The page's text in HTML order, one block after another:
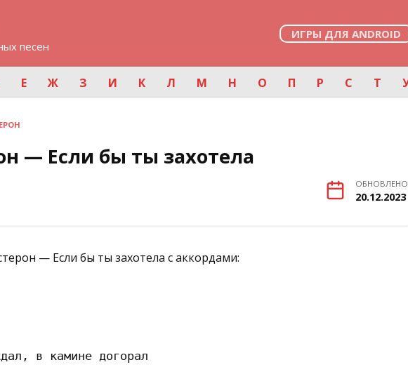
песен
ИГРЫ ДЛЯ ANDROID
Е Ж З И К Л М Н О П Р С Т
— Если бы ты захотела
ОБНОВЛЕНО
20.12.2023
— Если бы ты захотела с аккордами:
в камине догорал